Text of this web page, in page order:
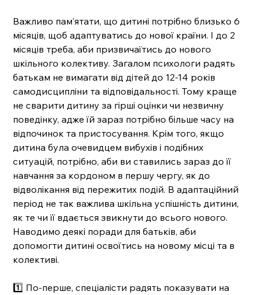
Важливо пам’ятати, що дитині потрібно близько 6
місяців, щоб адаптуватись до нової країни. І до 2
місяців треба, аби призвичаїтись до нового
шкільного колективу. Загалом психологи радять
батькам не вимагати від дітей до 12-14 років
самодисципліни та відповідальності. Тому краще
не сварити дитину за гірші оцінки чи незвичну
поведінку, адже їй зараз потрібно більше часу на
відпочинок та пристосування. Крім того, якщо
дитина була очевидцем вибухів і подібних
ситуацій, потрібно, аби ви ставились зараз до її
навчання за кордоном в першу чергу, як до
відволікання від пережитих подій. В адаптаційний
період не так важлива шкільна успішність дитини,
як те чи її вдається звикнути до всього нового.
Наводимо деякі поради для батьків, аби
допомогти дитині освоїтись на новому місці та в
колективі.
1️⃣ По-перше, спеціалісти радять показувати на